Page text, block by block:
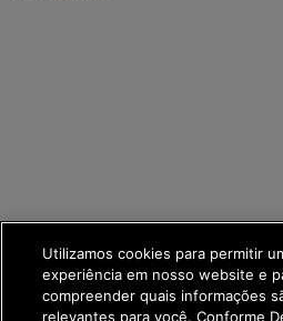
Utilizamos cookies para permitir
experiência em nosso website e
compreender quais informações
relevantes para você. Conforme